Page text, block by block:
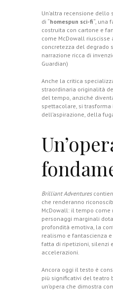
Un’altra recensione
di “homespun sci-fi“, una
costruita con cartone e
come McDowall riuscisse
concretezza del degrado
narrazione ricca di
Guardian)
Anche la critica
straordinaria originalità
del tempo, anziché
spettacolare, si
dell’aspirazione, della
Brilliant Adventures
che renderanno
McDowall: il tempo come
personaggi marginali
profondità emotiva, la
realismo e fantascienza
fatta di ripetizioni, silenzi
accelerazioni.
Ancora oggi il testo è
più significativi del teatro
un’opera che dimostra